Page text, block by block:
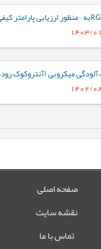
صفحه اصلی
نقشه سایت
تماس با ما